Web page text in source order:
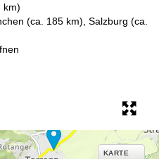
km)
(ca. 185 km), Salzburg (ca.
KARTE